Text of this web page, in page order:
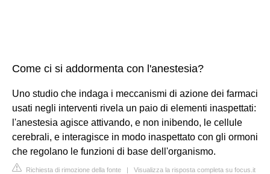
Come ci si addormenta con l'anestesia?
Uno studio che indaga i meccanismi di azione dei farmaci
usati negli interventi rivela un paio di elementi inaspettati:
l'anestesia agisce attivando, e non inibendo, le cellule
cerebrali, e interagisce in modo inaspettato con gli ormoni
che regolano le funzioni di base dell'organismo.
Richiesta di rimozione della fonte | Visualizza la risposta completa su focus.it